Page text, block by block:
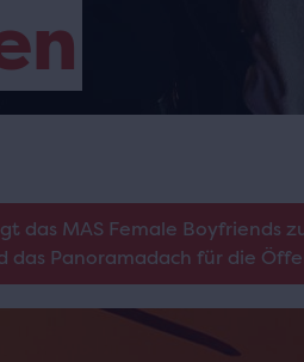
das MAS Female Boyfriends
das Panoramadach für die